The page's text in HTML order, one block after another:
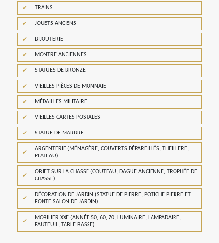
TRAINS
JOUETS ANCIENS
BIJOUTERIE
MONTRE ANCIENNES
STATUES DE BRONZE
VIEILLES PIÈCES DE MONNAIE
MÉDAILLES MILITAIRE
VIEILLES CARTES POSTALES
STATUE DE MARBRE
ARGENTERIE (MÉNAGÈRE, COUVERTS DÉPAREILLÉS, THEILLERE,
PLATEAU)
OBJET SUR LA CHASSE (COUTEAU, DAGUE ANCIENNE, TROPHÉE DE
CHASSE)
DÉCORATION DE JARDIN (STATUE DE PIERRE, POTICHE PIERRE ET
FONTE SALON DE JARDIN)
MOBILIER XXE (ANNÉE 50, 60, 70, LUMINAIRE, LAMPADAIRE,
FAUTEUIL, TABLE BASSE)